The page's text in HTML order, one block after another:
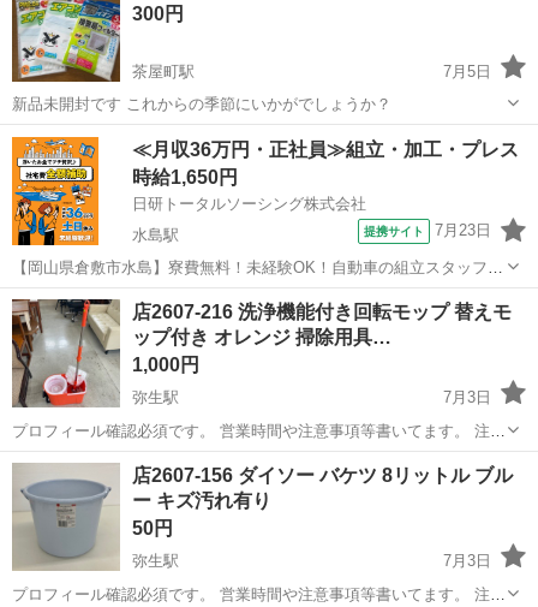
300円
茶屋町駅
7月5日
新品未開封です これからの季節にいかがでしょうか？
岡山 倉敷市 茶屋町駅 掃除用具
≪月収36万円・正社員≫組立・加工・プレス
時給1,650円
日研トータルソーシング株式会社
水島駅
提携サイト 7月23日
【岡山県倉敷市水島】寮費無料！未経験OK！自動車の組立スタッフ
《お仕事No.NS0089》 お仕事について 車の組立作業です。専用レール
に乗って流れてくる車の骨組みに、車内外の各部品・ハンドル・足回
り・ドア・シートなどの各...
岡山 倉敷市 その他
店2607-216 洗浄機能付き回転モップ 替えモ
ップ付き オレンジ 掃除用具…
1,000円
弥生駅
7月3日
プロフィール確認必須です。 営業時間や注意事項等書いてます。 注意
⚠️ 当店はリサイクルショップの為、原則として 返品・交換や修理等の
対応は致しかねます。 家電等に関しましては、ご購入から３日以内に
商品の不備や故障があっ...
岡山 倉敷市 掃除用具
店2607-156 ダイソー バケツ 8リットル ブル
ー キズ汚れ有り
50円
弥生駅
7月3日
プロフィール確認必須です。 営業時間や注意事項等書いてます。 注意